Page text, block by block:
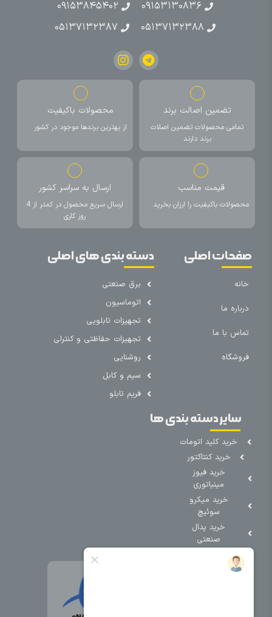
۰۹۱۵۳۱۳۰۸۳۶
۰۹۱۵۳۸۴۵۴۰۲
۰۵۱۳۷۱۳۲۳۸۸
۰۵۱۳۷۱۳۲۳۸۷
تضمین اصالت برند
تمامی محصولات تضمین اصلات
برند دارند
محصولات باکیفیت
از بهترین برندها موجود در کشور
قیمت مناسب
محصولات باکیفیت را ارزان بخرید
ارسال به سراسر کشور
ارسال سریع محصول در کمتر از 4
روز کاری
صفحات اصلی
خانه
درباره ما
تماس با ما
فروشگاه
دسته بندی های اصلی
برق صنعتی
اتوماسیون
تجهیزات تابلویی
تجهیزات حفاظتی و کنترلی
روشنایی
سیم و کابل
فریم تابلو
سایر دسته بندی ها
خرید کلید اتومات
خرید کنتاکتور
خرید فیوز
مینیاتوری
خرید میکرو
سوئیچ
خرید پدال
صنعتی